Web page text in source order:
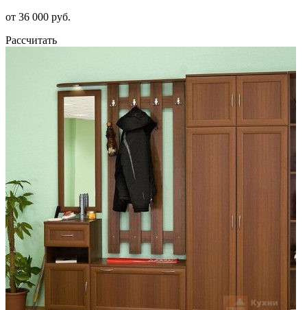
от 36 000 руб.
Рассчитать